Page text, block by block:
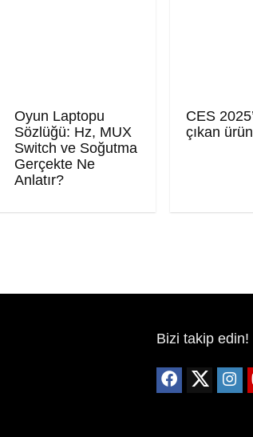
Oyun Laptopu
Sözlüğü: Hz, MUX
Switch ve Soğutma
Gerçekte Ne
Anlatır?
CES
çıkan
Bizi takip edin!